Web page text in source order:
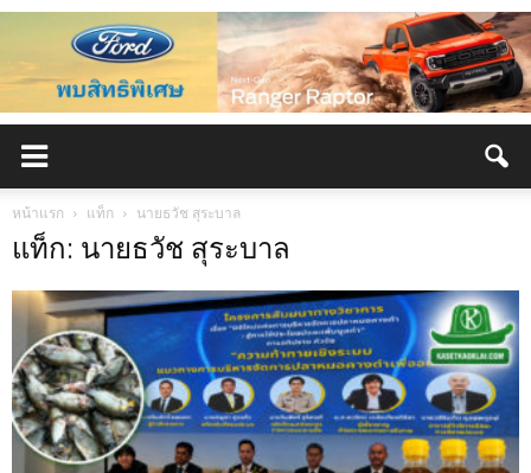
หน้าแรก แท็ก นายธวัช สุระบาล
แท็ก: นายธวัช สุระบาล